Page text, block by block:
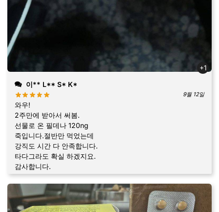
+1
이** L** S* K*
9월 12일
와우!
2주만에 받아서 써봄.
선물로 온 필데나 120ng
죽입니다.절반만 먹었는데
강직도 시간 다 안족합니다.
타다그라도 확실 하겠지요.
감사합니다.